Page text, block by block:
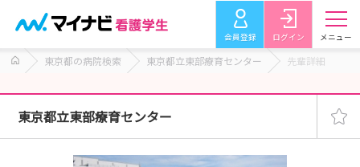
会員登録 ログイン メニュー
東京都の病院検索 東京都立東部療育センター 先輩詳細
東京都立東部療育センター